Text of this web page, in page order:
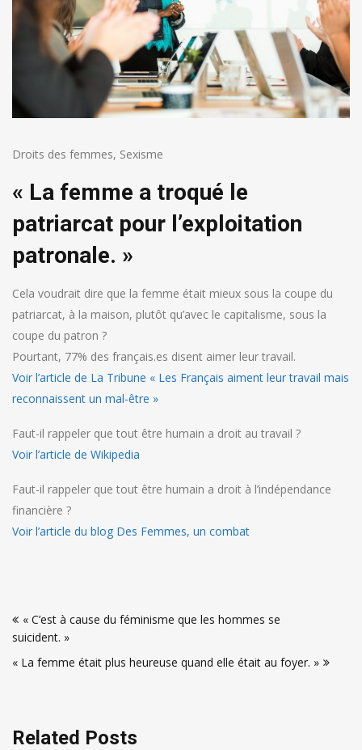
Droits des femmes, Sexisme
« La femme a troqué le
patriarcat pour l’exploitation
patronale. »
Cela voudrait dire que la femme était mieux sous la coupe du
patriarcat, à la maison, plutôt qu’avec le capitalisme, sous la
coupe du patron ?
Pourtant, 77% des français.es disent aimer leur travail.
Voir l’article de La Tribune « Les Français aiment leur travail mais
reconnaissent un mal-être »
Faut-il rappeler que tout être humain a droit au travail ?
Voir l’article de Wikipedia
Faut-il rappeler que tout être humain a droit à l’indépendance
financière ?
Voir l’article du blog Des Femmes, un combat
de
l’article
« C’est à cause du féminisme que les hommes se
suicident. »
« La femme était plus heureuse quand elle était au foyer. »
Related Posts